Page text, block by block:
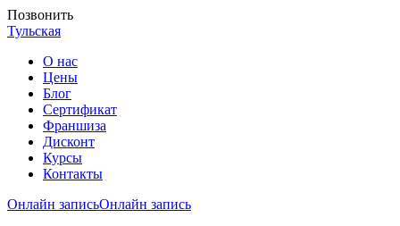
Позвонить
Тульская
О нас
Цены
Блог
Cертификат
Франшиза
Дисконт
Курсы
Контакты
Онлайн записьОнлайн запись